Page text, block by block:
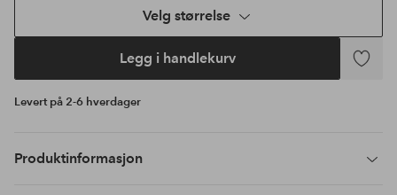
Velg størrelse
Legg i handlekurv
Legg
Levert på 2-6 hverdager
Produktinformasjon